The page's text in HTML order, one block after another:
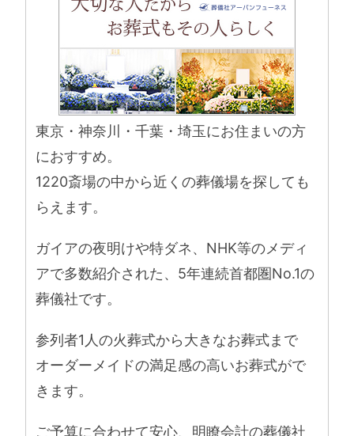
東京・神奈川・千葉・埼玉にお住まいの方
におすすめ。
1220斎場の中から近くの葬儀場を探しても
らえます。
ガイアの夜明けや特ダネ、NHK等のメディ
アで多数紹介された、5年連続首都圏No.1の
葬儀社です。
参列者1人の火葬式から大きなお葬式まで
オーダーメイドの満足感の高いお葬式がで
きます。
ご予算に合わせて安心、明瞭会計の葬儀社